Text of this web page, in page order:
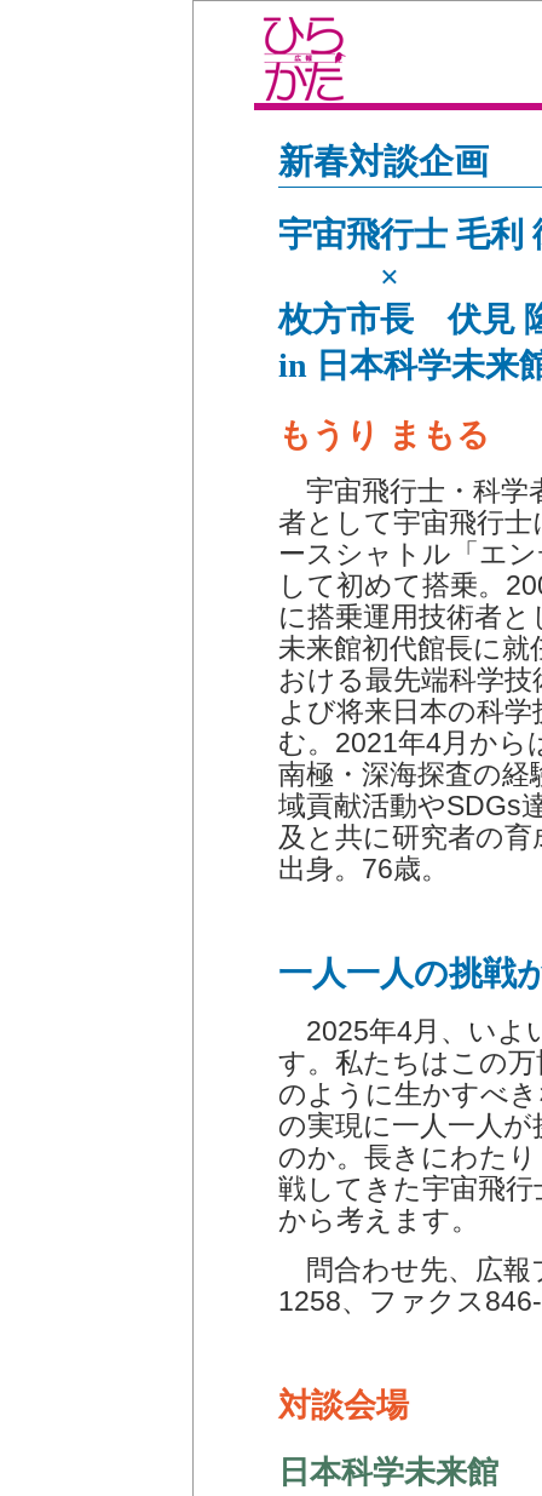
新春対談企画
宇宙飛行士 毛利
×
枚方市長 伏見
in 日本科学未来
もうり まもる
宇宙飛行士・科学
者として宇宙飛行
ースシャトル「エ
して初めて搭乗。
に搭乗運用技術者
未来館初代館長に
おける最先端科学
よび将来日本の科
む。2021年4月から
南極・深海探査の
域貢献活動やSDGs
及と共に研究者の
出身。76歳。
一人一人の挑戦
2025年4月、いよ
す。私たちはこの
のように生かすべ
の実現に一人一人
のか。長きにわた
戦してきた宇宙飛
から考えます。
問合わせ先、広
1258、ファクス
対談会場
日本科学未来館